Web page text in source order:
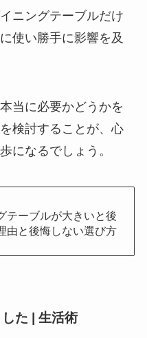
ニングテーブルだけ
使い勝手に影響を及
当に必要かどうかを
検討することが、心
になるでしょう。
テーブルが大きいと後
由と後悔しない選び方
た | 生活術